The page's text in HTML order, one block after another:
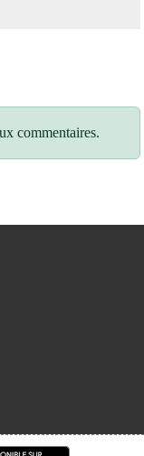
commentaires.